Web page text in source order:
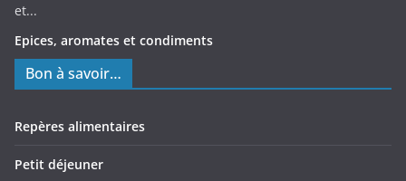
et...
Epices, aromates et condiments
Bon à savoir…
Repères alimentaires
Petit déjeuner